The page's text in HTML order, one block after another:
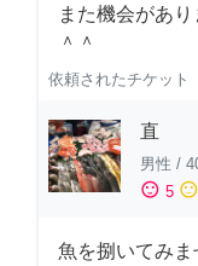
また機会があ
＾＾
依頼されたチケット
直
男性 /
sentiment_satisfied 5 sentiment_neutral
魚を捌いてみま